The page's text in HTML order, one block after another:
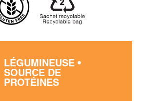
LÉGUMINEUSE •
SOURCE DE
PROTÉINES